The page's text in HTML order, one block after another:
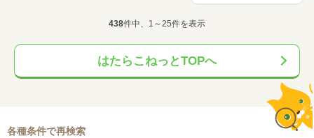
438件中、1～25件を表示
はたらこねっとTOPへ
各種条件で再検索